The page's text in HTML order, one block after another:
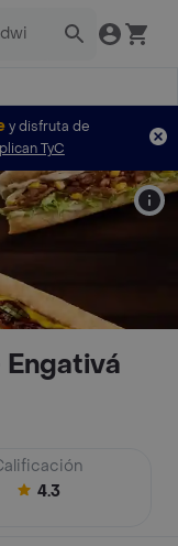
y disfruta de
TyC
4.3